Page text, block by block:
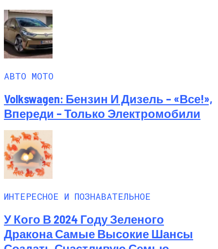
АВТО МОТО
Volkswagen: Бензин И Дизель – «все!»,
Впереди – Только Электромобили
ИНТЕРЕСНОЕ И ПОЗНАВАТЕЛЬНОЕ
У Кого В 2024 Году Зеленого
Дракона Самые Высокие Шансы